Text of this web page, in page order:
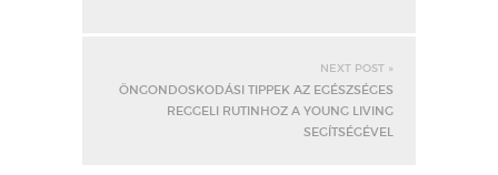
NEXT POST »
ÖNGONDOSKODÁSI TIPPEK AZ EGÉSZSÉGES
REGGELI RUTINHOZ A YOUNG LIVING
SEGÍTSÉGÉVEL